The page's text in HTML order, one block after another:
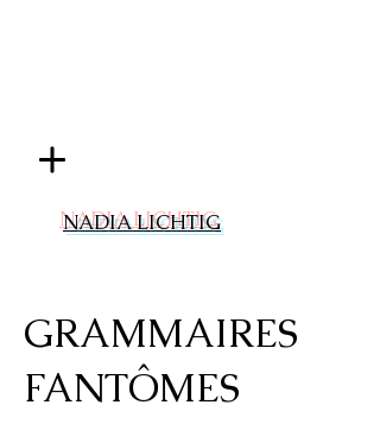
NADIA LICHTIG
GRAMMAIRES
FANTÔMES